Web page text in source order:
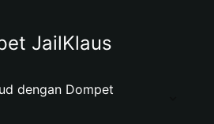
JailKlaus
dengan Dompet